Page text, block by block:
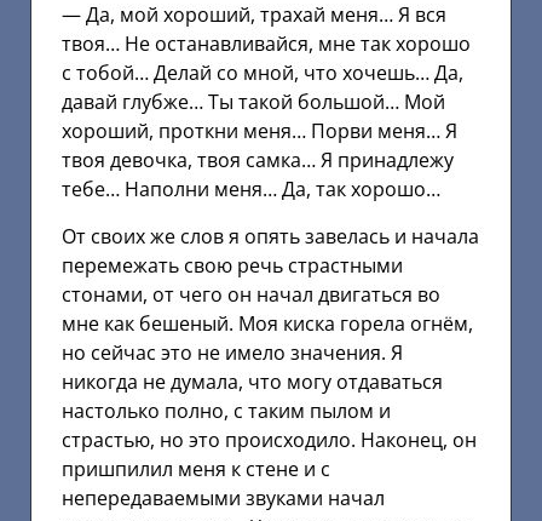
— Да, мой хороший, трахай меня… Я вся
твоя… Не останавливайся, мне так хорошо
с тобой… Делай со мной, что хочешь… Да,
давай глубже… Ты такой большой… Мой
хороший, проткни меня… Порви меня… Я
твоя девочка, твоя самка… Я принадлежу
тебе… Наполни меня… Да, так хорошо…
От своих же слов я опять завелась и начала
перемежать свою речь страстными
стонами, от чего он начал двигаться во
мне как бешеный. Моя киска горела огнём,
но сейчас это не имело значения. Я
никогда не думала, что могу отдаваться
настолько полно, с таким пылом и
страстью, но это происходило. Наконец, он
пришпилил меня к стене и с
непередаваемыми звуками начал